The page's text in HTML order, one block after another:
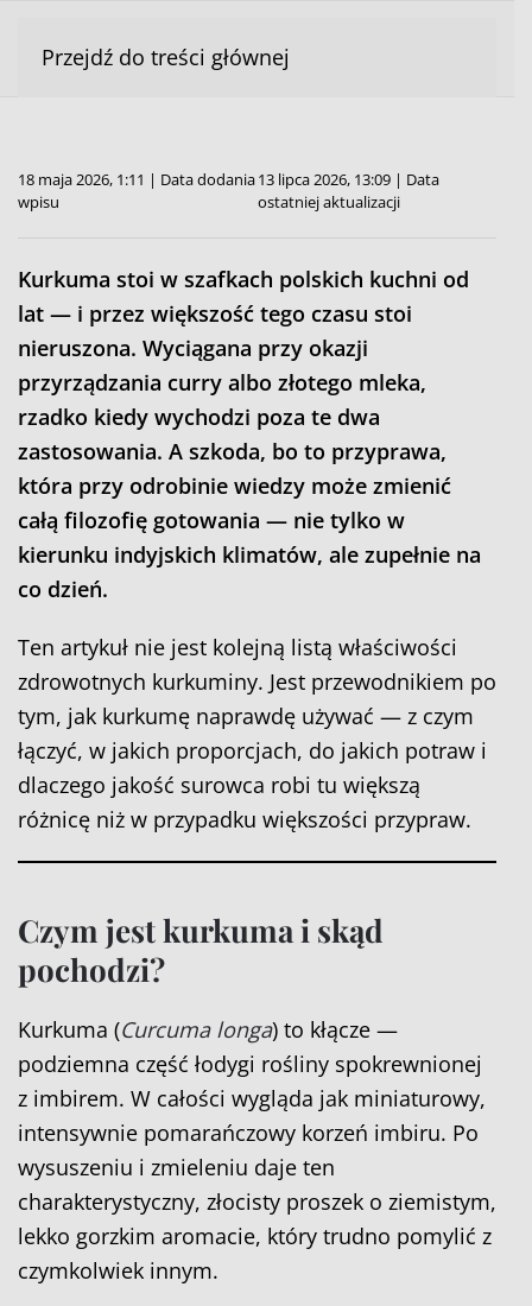
Przejdź do treści głównej
18 maja 2026, 1:11 | Data dodania
wpisu
13 lipca 2026, 13:09 | Data
ostatniej aktualizacji
Kurkuma stoi w szafkach polskich kuchni od
lat — i przez większość tego czasu stoi
nieruszona. Wyciągana przy okazji
przyrządzania curry albo złotego mleka,
rzadko kiedy wychodzi poza te dwa
zastosowania. A szkoda, bo to przyprawa,
która przy odrobinie wiedzy może zmienić
całą filozofię gotowania — nie tylko w
kierunku indyjskich klimatów, ale zupełnie na
co dzień.
Ten artykuł nie jest kolejną listą właściwości
zdrowotnych kurkuminy. Jest przewodnikiem po
tym, jak kurkumę naprawdę używać — z czym
łączyć, w jakich proporcjach, do jakich potraw i
dlaczego jakość surowca robi tu większą
różnicę niż w przypadku większości przypraw.
Czym jest kurkuma i skąd
pochodzi?
Kurkuma (Curcuma longa) to kłącze —
podziemna część łodygi rośliny spokrewnionej
z imbirem. W całości wygląda jak miniaturowy,
intensywnie pomarańczowy korzeń imbiru. Po
wysuszeniu i zmieleniu daje ten
charakterystyczny, złocisty proszek o ziemistym,
lekko gorzkim aromacie, który trudno pomylić z
czymkolwiek innym.